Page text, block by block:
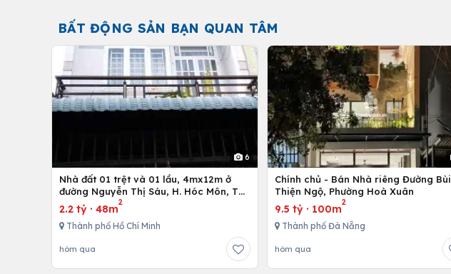
BẤT ĐỘNG SẢN BẠN QUAN TÂM
6
Nhà đất 01 trệt và 01 lầu, 4mx12m ở
đường Nguyễn Thị Sáu, H. Hóc Môn, Tp.
Hồ Chí Minh
2.2 tỷ · 48m
2
Thành phố Hồ Chí Minh
hôm qua
Chính chủ - Bán Nhà riêng Đường Bùi
Thiện Ngộ, Phường Hoà Xuân
9.5 tỷ · 100m
2
Thành phố Đà Nẵng
hôm qua